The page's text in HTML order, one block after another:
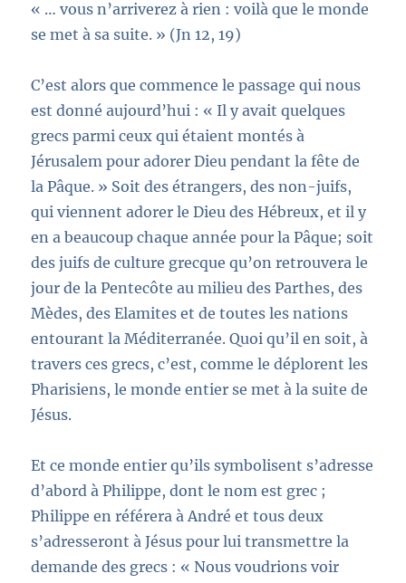
« … vous n’arriverez à rien : voilà que le monde
se met à sa suite. » (Jn 12,19)
C’est alors que commence le passage qui nous
est donné aujourd’hui : « Il y avait quelques
grecs parmi ceux qui étaient montés à
Jérusalem pour adorer Dieu pendant la fête de
la Pâque. » Soit des étrangers, des non-juifs,
qui viennent adorer le Dieu des Hébreux, et il y
en a beaucoup chaque annéepour la Pâque; soit
des juifs de culture grecque qu’on retrouvera le
jour de la Pentecôte au milieu des Parthes, des
Mèdes, des Elamites et de toutes les nations
entourant la Méditerranée. Quoi qu’il en soit, à
travers ces grecs, c’est, comme le déplorent les
Pharisiens, le monde entier se met à la suite de
Jésus.
Et ce monde entier qu’ils symbolisent s’adresse
d’abord à Philippe, dont le nom est grec ;
Philippe en référera à André et tous deux
s’adresseront à Jésus pour lui transmettre la
demande des grecs : « Nous voudrions voir